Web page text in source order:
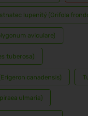
lupenitý (Grifola
aviculare)
tuberosa)
canadensis)
ulmaria)